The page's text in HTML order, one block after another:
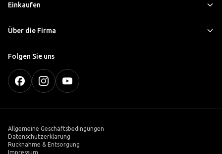
Einkaufen
Über die Firma
Folgen Sie uns
Allgemeine Geschäftsbedingungen
Datenschutzerklärung
Rücknahme & Entsorgung
Impressum